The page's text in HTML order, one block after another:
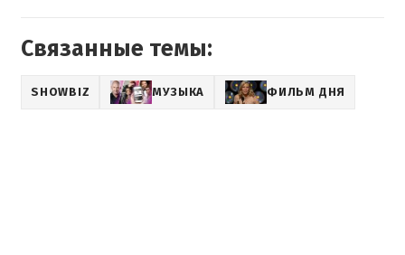
Связанные темы:
SHOWBIZ МУЗЫКА ФИЛЬМ ДНЯ